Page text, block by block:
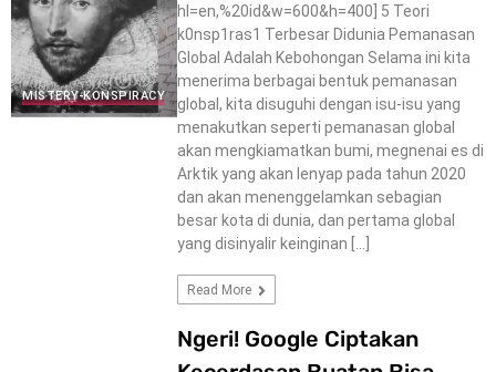
MISTERY-KONSPIRACY
hl=en,%20id&w=600&h=400] 5 Teori
k0nsp1ras1 Terbesar Didunia Pemanasan
Global Adalah Kebohongan Selama ini kita
menerima berbagai bentuk pemanasan
global, kita disuguhi dengan isu-isu yang
menakutkan seperti pemanasan global
akan mengkiamatkan bumi, megnenai es di
Arktik yang akan lenyap pada tahun 2020
dan akan menenggelamkan sebagian
besar kota di dunia, dan pertama global
yang disinyalir keinginan […]
Read More
Ngeri! Google Ciptakan